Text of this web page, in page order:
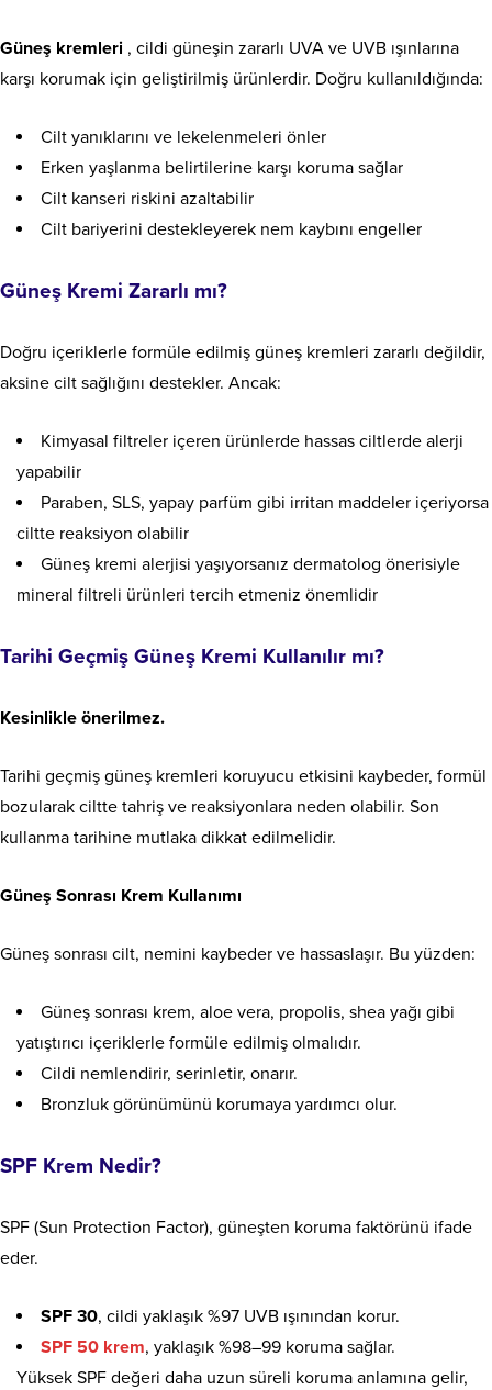
Güneş kremleri , cildi güneşin zararlı UVA ve UVB ışınlarına
karşı korumak için geliştirilmiş ürünlerdir. Doğru kullanıldığında:
Cilt yanıklarını ve lekelenmeleri önler
Erken yaşlanma belirtilerine karşı koruma sağlar
Cilt kanseri riskini azaltabilir
Cilt bariyerini destekleyerek nem kaybını engeller
Güneş Kremi Zararlı mı?
Doğru içeriklerle formüle edilmiş güneş kremleri zararlı değildir,
aksine cilt sağlığını destekler. Ancak:
Kimyasal filtreler içeren ürünlerde hassas ciltlerde alerji
yapabilir
Paraben, SLS, yapay parfüm gibi irritan maddeler içeriyorsa
ciltte reaksiyon olabilir
Güneş kremi alerjisi yaşıyorsanız dermatolog önerisiyle
mineral filtreli ürünleri tercih etmeniz önemlidir
Tarihi Geçmiş Güneş Kremi Kullanılır mı?
Kesinlikle önerilmez.
Tarihi geçmiş güneş kremleri koruyucu etkisini kaybeder, formül
bozularak ciltte tahriş ve reaksiyonlara neden olabilir. Son
kullanma tarihine mutlaka dikkat edilmelidir.
Güneş Sonrası Krem Kullanımı
Güneş sonrası cilt, nemini kaybeder ve hassaslaşır. Bu yüzden:
Güneş sonrası krem, aloe vera, propolis, shea yağı gibi
yatıştırıcı içeriklerle formüle edilmiş olmalıdır.
Cildi nemlendirir, serinletir, onarır.
Bronzluk görünümünü korumaya yardımcı olur.
SPF Krem Nedir?
SPF (Sun Protection Factor), güneşten koruma faktörünü ifade
eder.
SPF 30, cildi yaklaşık %97 UVB ışınından korur.
SPF 50 krem, yaklaşık %98–99 koruma sağlar.
Yüksek SPF değeri daha uzun süreli koruma anlamına gelir,